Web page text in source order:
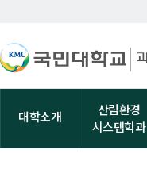
대학소개
산림환경
시스템학과